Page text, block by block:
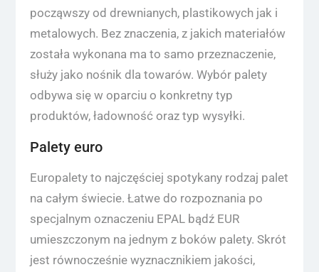
począwszy od drewnianych, plastikowych jak i
metalowych. Bez znaczenia, z jakich materiałów
została wykonana ma to samo przeznaczenie,
służy jako nośnik dla towarów. Wybór palety
odbywa się w oparciu o konkretny typ
produktów, ładowność oraz typ wysyłki.
Palety euro
Europalety to najczęściej spotykany rodzaj palet
na całym świecie. Łatwe do rozpoznania po
specjalnym oznaczeniu EPAL bądź EUR
umieszczonym na jednym z boków palety. Skrót
jest równocześnie wyznacznikiem jakości,